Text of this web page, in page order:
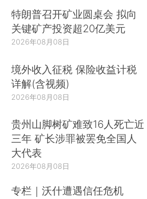
特朗普召开矿业圆桌会 拟向
关键矿产投资超20亿美元
2026年08月08日
境外收入征税 保险收益计税
详解(含视频)
2026年08月08日
贵州山脚树矿难致16人死亡近
三年 矿长涉罪被罢免全国人
大代表
2026年08月08日
专栏｜沃什遭遇信任危机